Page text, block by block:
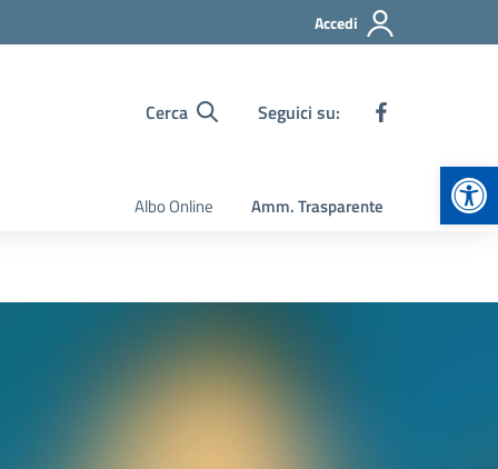
Accedi
Cerca Seguici su:
Albo Online Amm. Trasparente